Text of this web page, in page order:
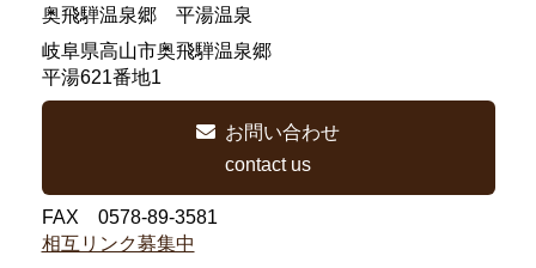
奥飛騨温泉郷 平湯温泉
岐阜県高山市奥飛騨温泉郷
平湯621番地1
お問い合わせ
contact us
FAX 0578-89-3581
相互リンク募集中